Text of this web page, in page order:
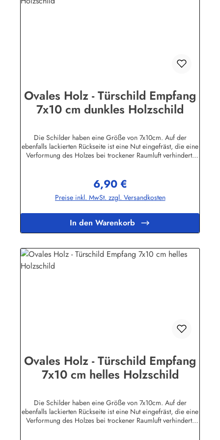
Ovales Holz - Türschild Empfang
7x10 cm dunkles Holzschild
Die Schilder haben eine Größe von 7x10cm. Auf der
ebenfalls lackierten Rückseite ist eine Nut eingefräst, die eine
Verformung des Holzes bei trockener Raumluft verhindert.
Massivholz gefertigt, mehrfach lackiert und geschliffen, dann
ebenfalls in Handarbeit mit Siebdruck beschriftet und mit
einem Schutzlack versehen. Das Holz ist abgelagert, es
auf unserem Farmgrundstück entwurzelten Bäumen.
Geringfügige Abweichungen in der Maserung sind
fertigungsbedingt.Herstellerinformationen:Buddel-Bini Inh.
Hamburginfo@buddel.de
Regulärer Preis:
6,90 €
Preise inkl. MwSt. zzgl. Versandkosten
In den Warenkorb
Ovales Holz - Türschild Empfang
7x10 cm helles Holzschild
Die Schilder haben eine Größe von 7x10cm. Auf der
ebenfalls lackierten Rückseite ist eine Nut eingefräst, die eine
Verformung des Holzes bei trockener Raumluft verhindert.